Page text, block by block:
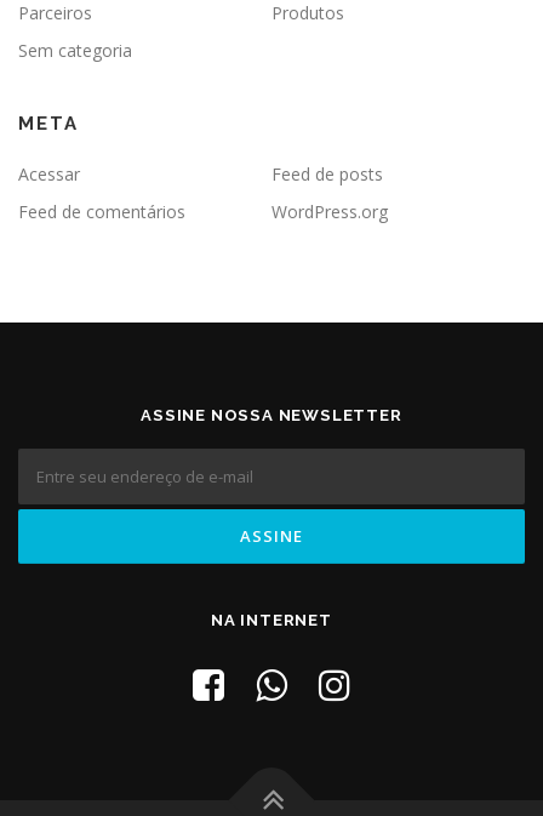
Parceiros
Produtos
Sem categoria
META
Acessar
Feed de posts
Feed de comentários
WordPress.org
ASSINE NOSSA NEWSLETTER
NA INTERNET